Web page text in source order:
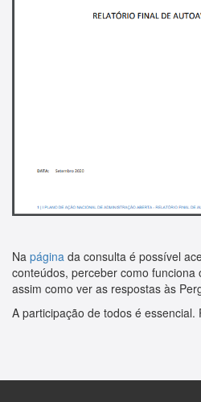
Na página da consulta é possível
conteúdos, perceber como funciona
assim como ver as respostas às
A participação de todos é essencial.